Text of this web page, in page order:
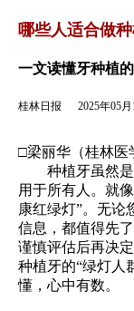
哪些人适合做
一文读懂牙种植
桂林日报 2025年05
□梁丽华（桂林医
种植牙虽然是
用于所有人。就
康红绿灯”。无论
信息，都值得先
谨慎评估后再决
种植牙的“绿灯人
懂，心中有数。